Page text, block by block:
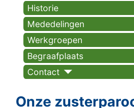
Historie
Mededelingen
Werkgroepen
Begraafplaats
Contact
Onze